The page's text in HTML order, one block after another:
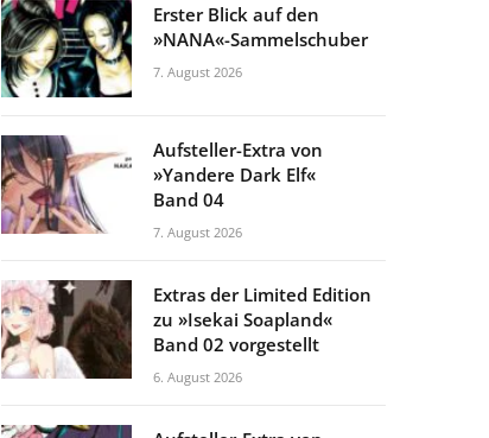
Erster Blick auf den
»NANA«-Sammelschuber
7. August 2026
Aufsteller-Extra von
»Yandere Dark Elf«
Band 04
7. August 2026
Extras der Limited Edition
zu »Isekai Soapland«
Band 02 vorgestellt
6. August 2026